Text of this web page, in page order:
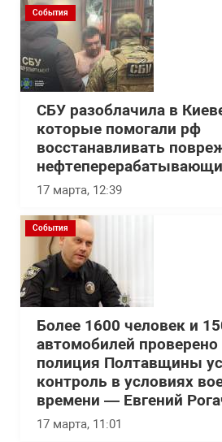
События
СБУ разоблачила в
которые помогали рф
восстанавливать
17 марта, 12:39
События
Более 1600 человек и
автомобилей проверено
полиция Полтавщины
контроль в условиях
времени — Евгений
17 марта, 11:01